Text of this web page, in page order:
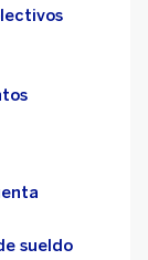
sueldo